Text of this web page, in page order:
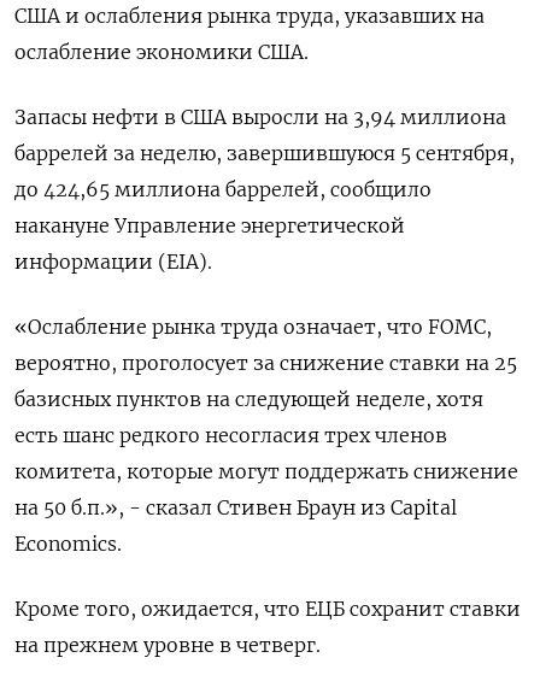
США и ослабления рынка труда, указавших на
ослабление экономики США.
Запасы нефти в США выросли на 3,94 миллиона
баррелей за неделю, завершившуюся 5 сентября,
до 424,65 миллиона баррелей, сообщило
накануне Управление энергетической
информации (EIA).
«Ослабление рынка труда означает, что FOMC,
вероятно, проголосует за снижение ставки на 25
базисных пунктов на следующей неделе, хотя
есть шанс редкого несогласия трех членов
комитета, которые могут поддержать снижение
на 50 б.п.», - сказал Стивен Браун из Capital
Economics.
Кроме того, ожидается, что ЕЦБ сохранит ставки
на прежнем уровне в четверг.